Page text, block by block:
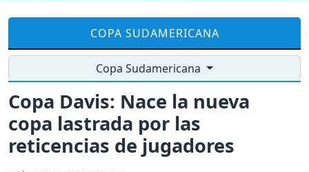
COPA SUDAMERICANA
Copa Sudamericana
Copa Davis: Nace la nueva
copa lastrada por las
reticencias de jugadores